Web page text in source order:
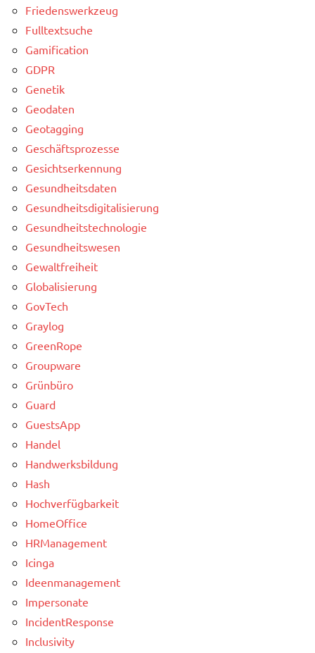
Friedenswerkzeug
Fulltextsuche
Gamification
GDPR
Genetik
Geodaten
Geotagging
Geschäftsprozesse
Gesichtserkennung
Gesundheitsdaten
Gesundheitsdigitalisierung
Gesundheitstechnologie
Gesundheitswesen
Gewaltfreiheit
Globalisierung
GovTech
Graylog
GreenRope
Groupware
Grünbüro
Guard
GuestsApp
Handel
Handwerksbildung
Hash
Hochverfügbarkeit
HomeOffice
HRManagement
Icinga
Ideenmanagement
Impersonate
IncidentResponse
Inclusivity